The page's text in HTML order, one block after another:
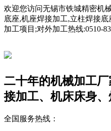
欢迎您访问无锡市铁城精密机
底座,机座焊接加工,立柱焊接
加工项目;对外加工热线:0510-
二十年的机械加工厂
接加工、机床床身
全国服务热线：